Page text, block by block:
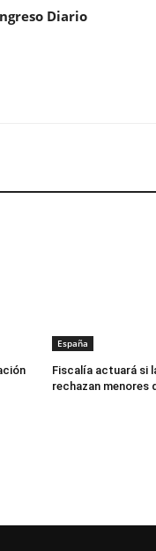
Diario
España
Fiscalía actuará si
rechazan menores